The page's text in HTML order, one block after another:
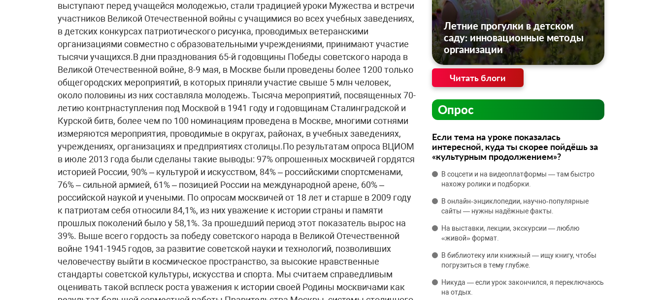
Летние прогулки в детском
саду: инновационные методы
организации
Читать блоги
Опрос
Если тема на уроке показалась
интересной, куда ты скорее пойдёшь за
«культурным продолжением»?
В соцсети и на видеоплатформы — там быстро
нахожу ролики и подборки.
В онлайн‑энциклопедии, научно‑популярные
сайты — нужны надёжные факты.
На выставки, лекции, экскурсии — люблю
«живой» формат.
В библиотеку или книжный — ищу книгу, чтобы
погрузиться в тему глубже.
Никуда — если урок закончился, я переключаюсь
на отдых.